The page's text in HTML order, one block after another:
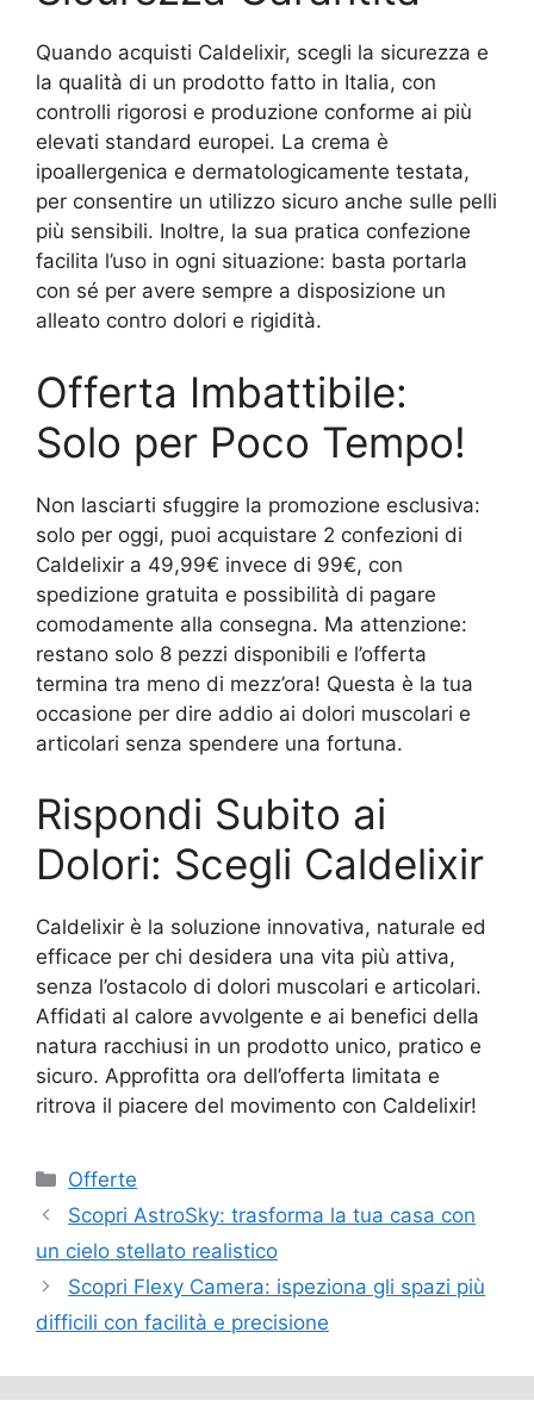
Quando acquisti Caldelixir, scegli la sicurezza e
la qualità di un prodotto fatto in Italia, con
controlli rigorosi e produzione conforme ai più
elevati standard europei. La crema è
ipoallergenica e dermatologicamente testata,
per consentire un utilizzo sicuro anche sulle pelli
più sensibili. Inoltre, la sua pratica confezione
facilita l’uso in ogni situazione: basta portarla
con sé per avere sempre a disposizione un
alleato contro dolori e rigidità.
Offerta Imbattibile:
Solo per Poco Tempo!
Non lasciarti sfuggire la promozione esclusiva:
solo per oggi, puoi acquistare 2 confezioni di
Caldelixir a 49,99€ invece di 99€, con
spedizione gratuita e possibilità di pagare
comodamente alla consegna. Ma attenzione:
restano solo 8 pezzi disponibili e l’offerta
termina tra meno di mezz’ora! Questa è la tua
occasione per dire addio ai dolori muscolari e
articolari senza spendere una fortuna.
Rispondi Subito ai
Dolori: Scegli Caldelixir
Caldelixir è la soluzione innovativa, naturale ed
efficace per chi desidera una vita più attiva,
senza l’ostacolo di dolori muscolari e articolari.
Affidati al calore avvolgente e ai benefici della
natura racchiusi in un prodotto unico, pratico e
sicuro. Approfitta ora dell’offerta limitata e
ritrova il piacere del movimento con Caldelixir!
Categorie
Offerte
Scopri AstroSky: trasforma la tua casa con
un cielo stellato realistico
Scopri Flexy Camera: ispeziona gli spazi più
difficili con facilità e precisione